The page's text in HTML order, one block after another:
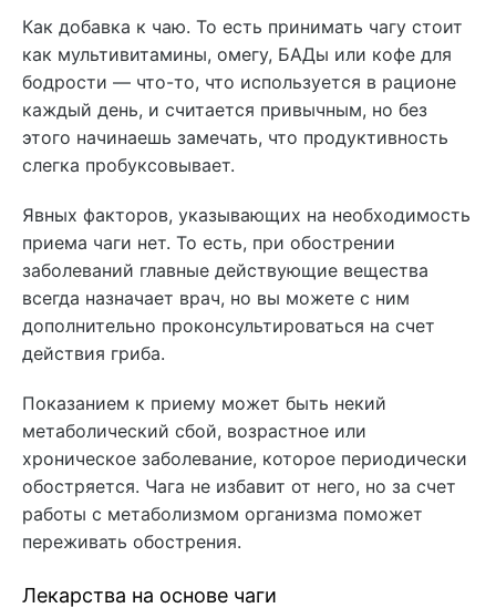
Как добавка к чаю. То есть принимать чагу стоит
как мультивитамины, омегу, БАДы или кофе для
бодрости — что-то, что используется в рационе
каждый день, и считается привычным, но без
этого начинаешь замечать, что продуктивность
слегка пробуксовывает.
Явных факторов, указывающих на необходимость
приема чаги нет. То есть, при обострении
заболеваний главные действующие вещества
всегда назначает врач, но вы можете с ним
дополнительно проконсультироваться на счет
действия гриба.
Показанием к приему может быть некий
метаболический сбой, возрастное или
хроническое заболевание, которое периодически
обостряется. Чага не избавит от него, но за счет
работы с метаболизмом организма поможет
переживать обострения.
Лекарства на основе чаги